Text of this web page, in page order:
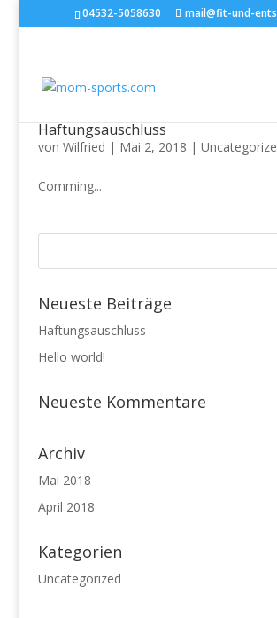
04532-5058630 mail@fit-und-
Haftungsauschluss
von Wilfried | Mai 2, 2018 |
Comming...
Neueste Beiträge
Haftungsauschluss
Hello world!
Neueste Kommentare
Archiv
Mai 2018
April 2018
Kategorien
Uncategorized